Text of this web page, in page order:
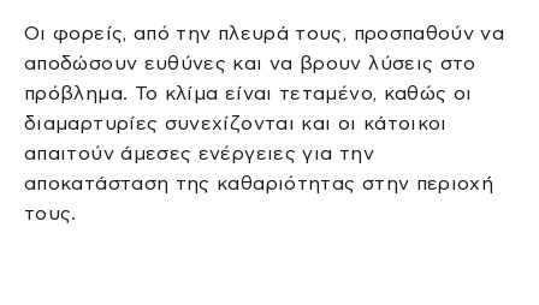
Οι φορείς, από την πλευρά τους, προσπαθούν να
αποδώσουν ευθύνες και να βρουν λύσεις στο
πρόβλημα. Το κλίμα είναι τεταμένο, καθώς οι
διαμαρτυρίες συνεχίζονται και οι κάτοικοι
απαιτούν άμεσες ενέργειες για την
αποκατάσταση της καθαριότητας στην περιοχή
τους.